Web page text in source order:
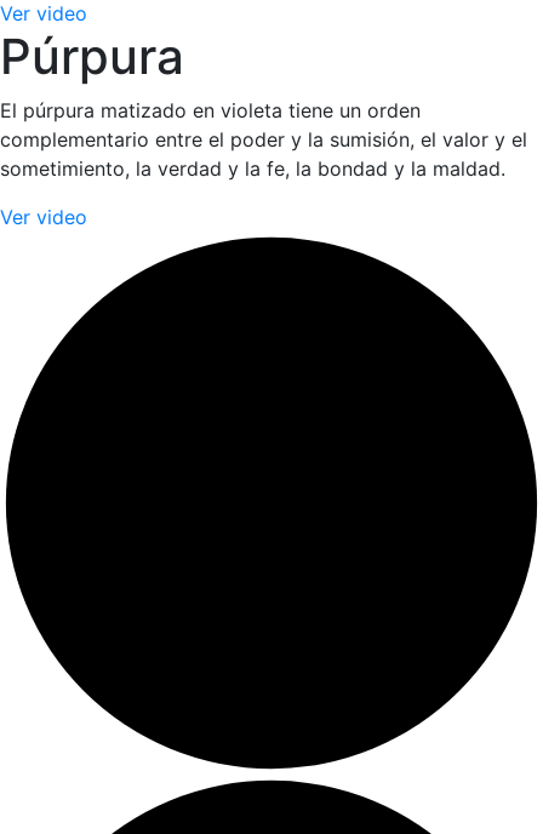
Ver video
Púrpura
El púrpura matizado en violeta tiene un orden
complementario entre el poder y la sumisión, el valor y el
sometimiento, la verdad y la fe, la bondad y la maldad.
Ver video